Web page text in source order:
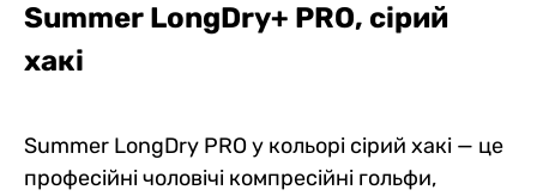
Summer LongDry+ PRO, сірий
хакі
Summer LongDry PRO у кольорі сірий хакі — це
професійні чоловічі компресійні гольфи,